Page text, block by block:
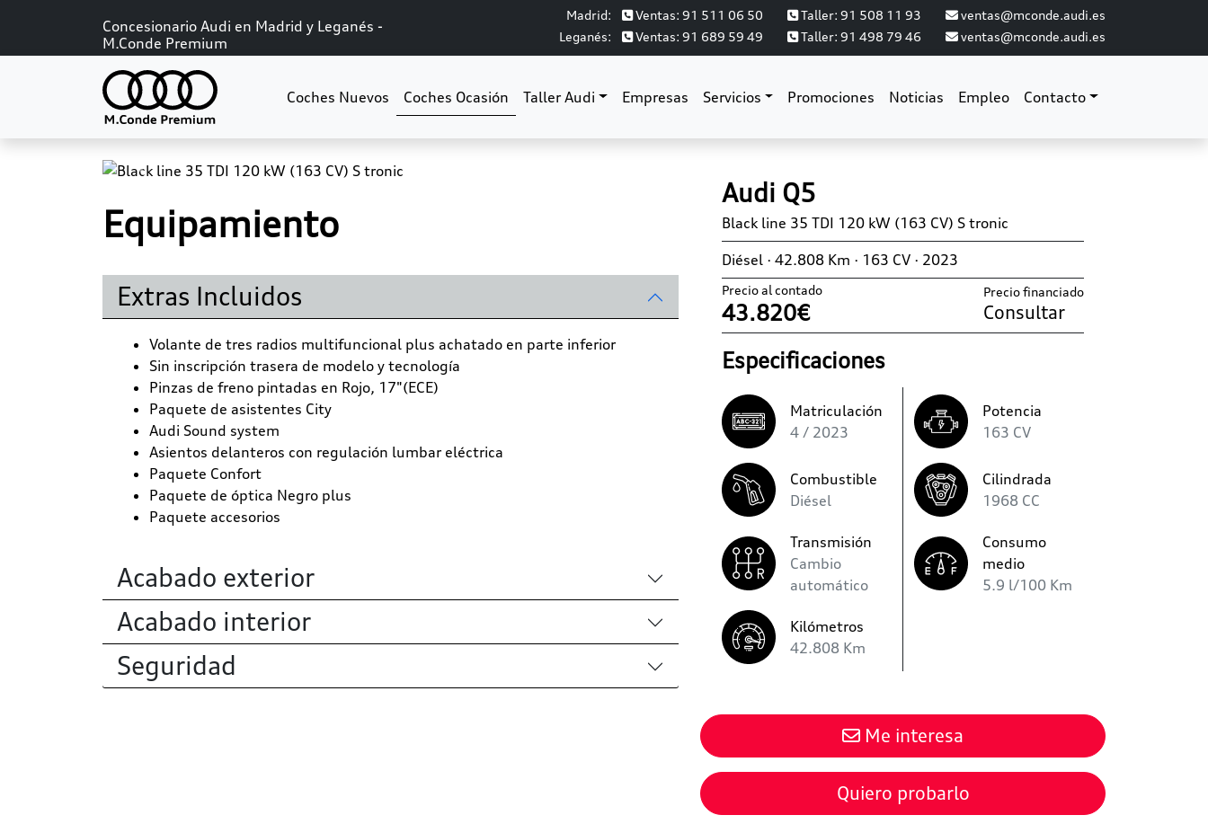
Concesionario Audi en Madrid y Leganés -
M.Conde Premium
Madrid: Ventas: 91 511 06 50 Taller: 91 508 11 93
ventas@mconde.audi.es
Leganés:
Ventas: 91 689 59 49 Taller: 91 498 79 46 ventas@mconde.audi.es
Coches Nuevos Coches Ocasión Taller Audi Empresas Servicios Promociones Noticias Empleo Contacto
Previous
Equipamiento
Extras Incluidos
Volante de tres radios multifuncional plus achatado en parte inferior
Sin inscripción trasera de modelo y tecnología
Pinzas de freno pintadas en Rojo, 17"(ECE)
Paquete de asistentes City
Audi Sound system
Asientos delanteros con regulación lumbar eléctrica
Paquete Confort
Paquete de óptica Negro plus
Paquete accesorios
Acabado exterior
Acabado interior
Seguridad
Audi Q5
Black line 35 TDI 120 kW (163 CV) S tronic
Diésel · 42.808 Km · 163 CV · 2023
Precio al contado
43.820€
Precio financiado
Consultar
Especificaciones
Matriculación
4 / 2023
Combustible
Diésel
Transmisión
Cambio
automático
Kilómetros
42.808 Km
Potencia
163 CV
Cilindrada
1968 CC
Consumo
medio
5.9 l/100 Km
Me interesa
Quiero probarlo